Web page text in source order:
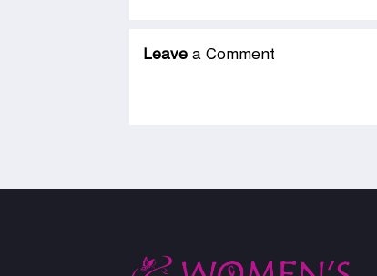
Leave a Comment